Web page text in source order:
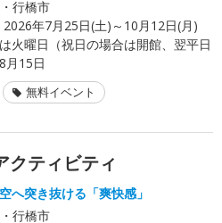
行橋市
2026年7月25日(土)～10月12日(月)
火曜日（祝日の場合は開館、翌平日
月15日
無料イベント
ティビティ
へ突き抜ける「爽快感」
行橋市